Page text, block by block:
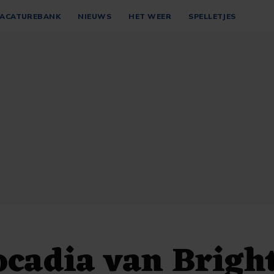
NIEUWS HET WEER SPELLETJES